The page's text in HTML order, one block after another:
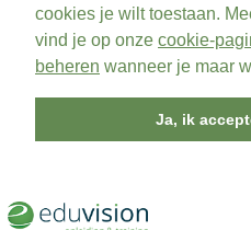
cookies je wilt toestaan.
vind je op onze cookie-
beheren wanneer je maar
Ja, ik